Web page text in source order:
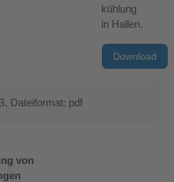
kühlung
in Hallen.
Download
Dateiformat: pdf
von